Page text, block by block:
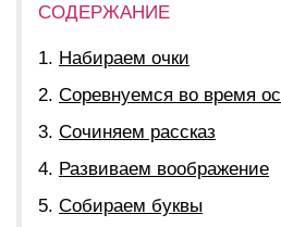
СОДЕРЖАНИЕ
Набираем очки
Соревнуемся во время
Сочиняем рассказ
Развиваем воображение
Собираем буквы